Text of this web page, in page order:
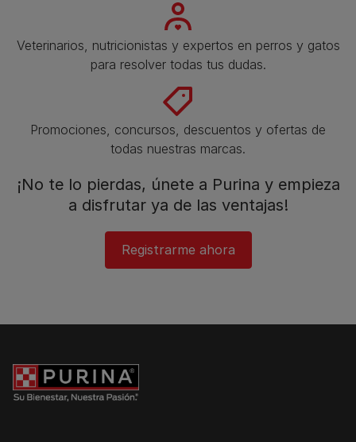
Veterinarios, nutricionistas y expertos en perros y gatos
para resolver todas tus dudas.​
Promociones, concursos, descuentos y ofertas de
todas nuestras marcas.​
¡No te lo pierdas, únete a Purina y empieza
a disfrutar ya de las ventajas!​
Registrarme ahora